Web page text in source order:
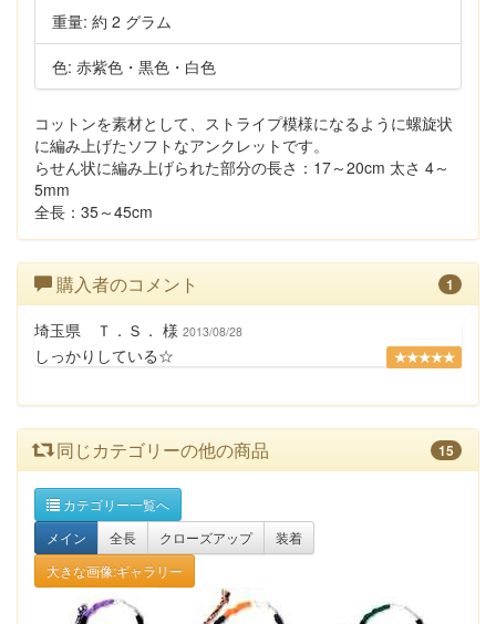
重量: 約 2 グラム
色: 赤紫色・黒色・白色
コットンを素材として、ストライプ模様になるように螺旋状
に編み上げたソフトなアンクレットです。
らせん状に編み上げられた部分の長さ：17～20cm 太さ 4～
5mm
全長：35～45cm
購入者のコメント 1
埼玉県 Ｔ．Ｓ． 様 2013/08/28
★★★★★
しっかりしている☆
同じカテゴリーの他の商品 15
カテゴリー一覧へ
メイン
全長 クローズアップ
装着
大きな画像:ギャラリー